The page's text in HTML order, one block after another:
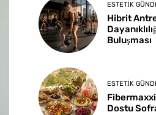
ESTETIK
Hibrit
Buluşması
ESTETIK
Dostu